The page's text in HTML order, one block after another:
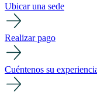
Ubicar una sede
Realizar pago
Cuéntenos su